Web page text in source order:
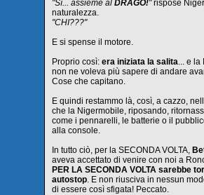
"Sì... assieme al DRAGO!"rispose
naturalezza.
"CHI???"
E si spense il motore.
Proprio così: era iniziata la salita... e la
non ne voleva più sapere di andare
Cose che capitano.
E quindi restammo là, così, a cazzo,
che la Nigermobile, riposando,
come i pennarelli, le batterie o il
alla console.
In tutto ciò, per la SECONDA VOLTA,
aveva accettato di venire con noi a
PER LA SECONDA VOLTA sarebbe
autostop. E non riusciva in nessun
di essere così sfigata! Peccato.